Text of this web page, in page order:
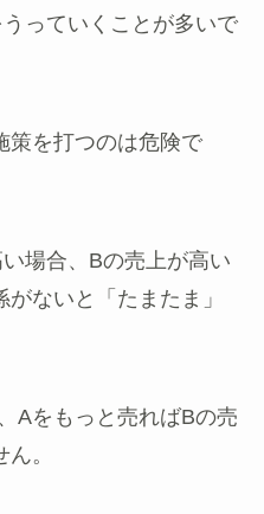
っていくことが多いで
策を打つのは危険で
場合、Bの売上が高い
ないと「たまたま」
Aをもっと売ればBの売
。